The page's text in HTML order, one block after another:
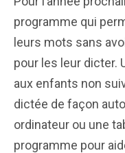
programme qui
leurs mots sans
pour les leur dicter.
aux enfants non
dictée de façon
ordinateur ou une
programme pour